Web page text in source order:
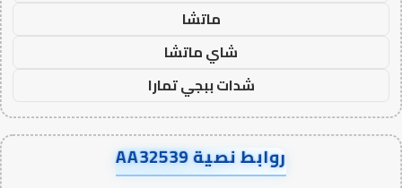
ماتشا
شاي ماتشا
شدات ببجي تمارا
روابط نصية AA32539